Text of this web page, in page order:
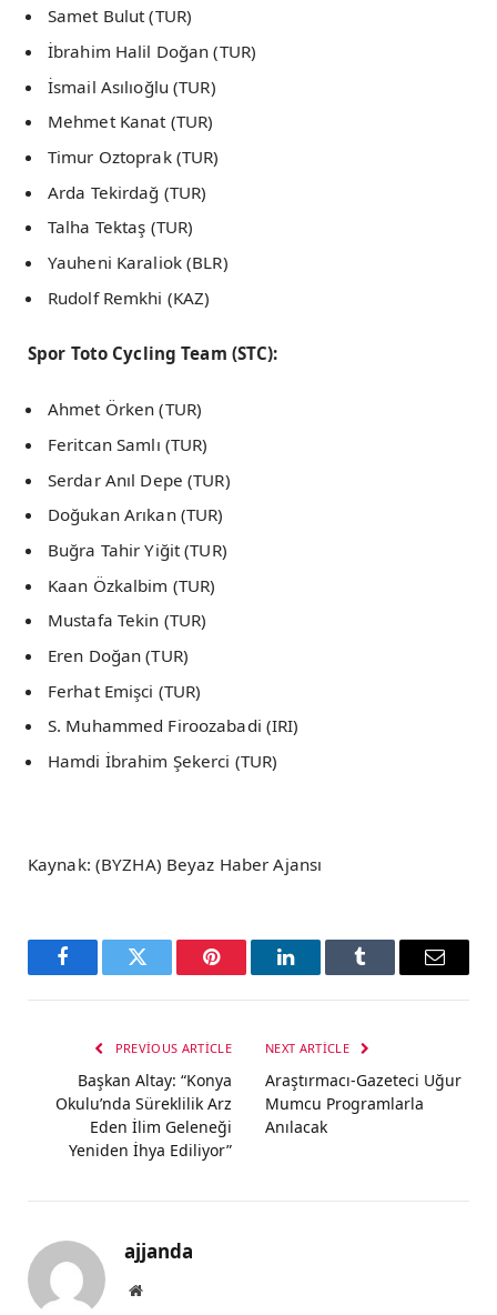
Samet Bulut (TUR)
İbrahim Halil Doğan (TUR)
İsmail Asılıoğlu (TUR)
Mehmet Kanat (TUR)
Timur Oztoprak (TUR)
Arda Tekirdağ (TUR)
Talha Tektaş (TUR)
Yauheni Karaliok (BLR)
Rudolf Remkhi (KAZ)
Spor Toto Cycling Team (STC):
Ahmet Örken (TUR)
Feritcan Samlı (TUR)
Serdar Anıl Depe (TUR)
Doğukan Arıkan (TUR)
Buğra Tahir Yiğit (TUR)
Kaan Özkalbim (TUR)
Mustafa Tekin (TUR)
Eren Doğan (TUR)
Ferhat Emişci (TUR)
S. Muhammed Firoozabadi (IRI)
Hamdi İbrahim Şekerci (TUR)
Kaynak: (BYZHA) Beyaz Haber Ajansı
FacebookTwitter Pinterest LinkedInTumblr Email
PREVIOUS ARTICLE
Başkan Altay: “Konya
Okulu’nda Süreklilik Arz
Eden İlim Geleneği
Yeniden İhya Ediliyor”
NEXT ARTICLE
Araştırmacı-Gazeteci Uğur
Mumcu Programlarla
Anılacak
ajjanda
Website